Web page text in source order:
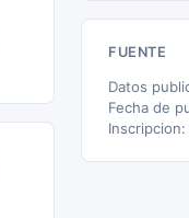
FUENTE
Datos
Fecha de